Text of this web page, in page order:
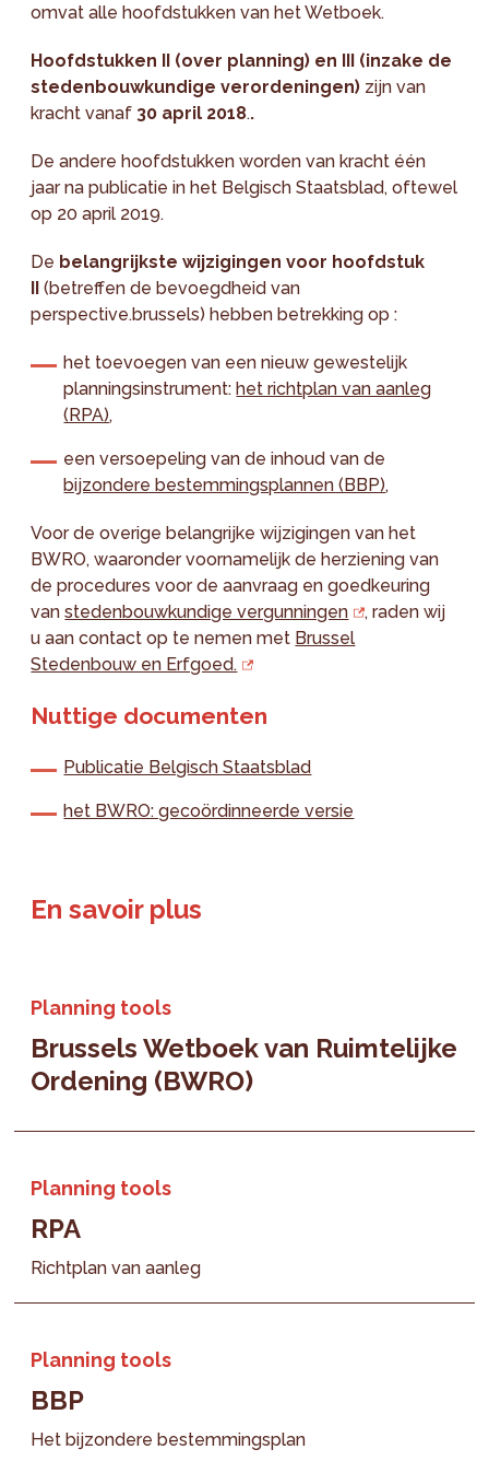
omvat alle hoofdstukken van het Wetboek.
Hoofdstukken II (over planning) en III (inzake de
stedenbouwkundige verordeningen) zijn van
kracht vanaf 30 april 2018..
De andere hoofdstukken worden van kracht één
jaar na publicatie in het Belgisch Staatsblad, oftewel
op 20 april 2019.
De belangrijkste wijzigingen voor hoofdstuk
II (betreffen de bevoegdheid van
perspective.brussels) hebben betrekking op :
het toevoegen van een nieuw gewestelijk
planningsinstrument:het richtplan van aanleg
(RPA),
een versoepeling van de inhoud van de
bijzondere bestemmingsplannen (BBP),
Voor de overige belangrijke wijzigingen van het
BWRO, waaronder voornamelijk de herziening van
de procedures voor de aanvraag en goedkeuring
vanstedenbouwkundige vergunningen
, raden wij
u aan contact op te nemen met Brussel
Stedenbouw en Erfgoed.
Nuttige documenten
Publicatie Belgisch Staatsblad
het BWRO: gecoördinneerde versie
En savoir plus
Planning tools
Brussels Wetboek van Ruimtelijke
Ordening (BWRO)
Planning tools
RPA
Richtplan van aanleg
Planning tools
BBP
Het bijzondere bestemmingsplan